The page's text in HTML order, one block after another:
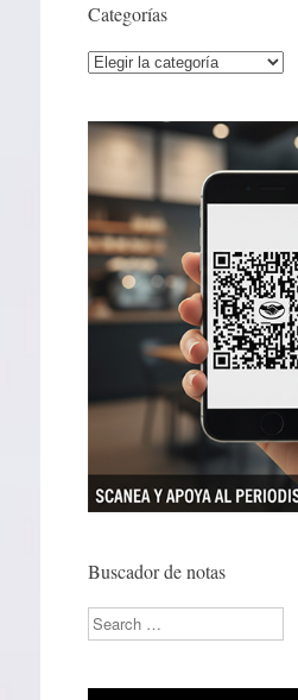
Categorías
Categorías
Buscador de notas
Search